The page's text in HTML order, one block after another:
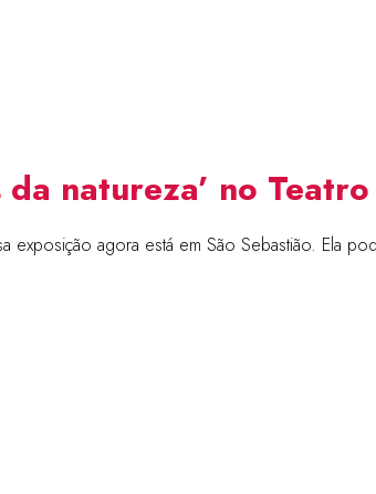
natureza’ no
exposição agora está em São Sebastião.